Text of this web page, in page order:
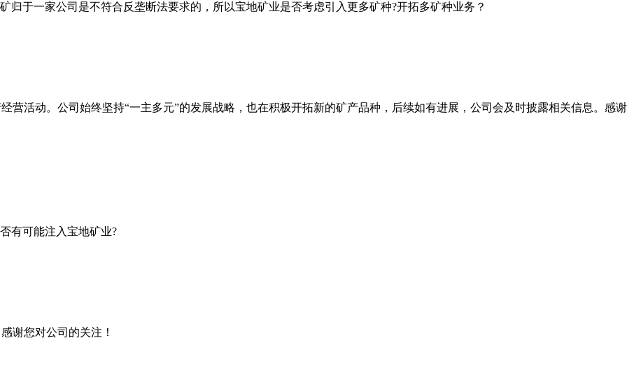
归于一家公司是不符合反垄断法要求的，所以宝地矿业是否考虑引入更多矿种?开拓多矿种业务？
营活动。公司始终坚持“一主多元”的发展战略，也在积极开拓新的矿产品种，后续如有进展，公司会及时披露相关信息。感谢
有可能注入宝地矿业?
谢您对公司的关注！